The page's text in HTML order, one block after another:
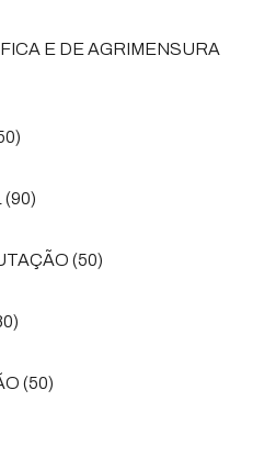
E DE AGRIMENSURA
(90)
(50)
(50)